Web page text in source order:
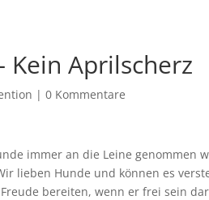
Kein Aprilscherz
|0 Kommentare
immer an die Leine genommen
lieben Hunde und können es
bereiten, wenn er frei sein